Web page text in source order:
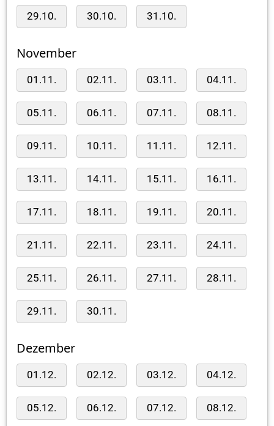
29.10. 30.10. 31.10.
November
01.11. 02.11. 03.11. 04.11.
05.11. 06.11. 07.11. 08.11.
09.11. 10.11. 11.11. 12.11.
13.11. 14.11. 15.11. 16.11.
17.11. 18.11. 19.11. 20.11.
21.11. 22.11. 23.11. 24.11.
25.11. 26.11. 27.11. 28.11.
29.11. 30.11.
Dezember
01.12. 02.12. 03.12. 04.12.
05.12. 06.12. 07.12. 08.12.